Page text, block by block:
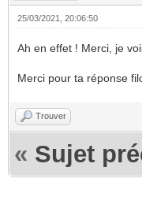
25/03/2021, 20:06:50
Ah en effet ! Merci, je
Merci pour ta réponse
Trouver
« Sujet